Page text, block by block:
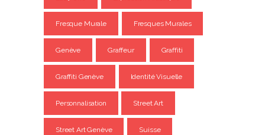
Fresque Murale Fresques Murales
Genève Graffeur Graffiti
Graffiti Genève Identité Visuelle
Personnalisation Street Art
Street Art Genève Suisse